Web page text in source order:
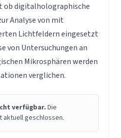
ob digitalholographische
Analyse von mit
Lichtfeldern eingesetzt
von Untersuchungen an
Mikrosphären werden
verglichen.
verfügbar. Die
aktuell geschlossen.